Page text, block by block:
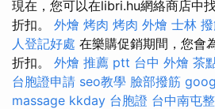
現在，您可以在libri.hu網絡商店中
折扣。 外燴 烤肉 烤肉 外燴 士林
人登記好處 在樂購促銷期間，您會
折扣。 外燴 推薦 ptt 台中 外燴 茶
台胞證申請 seo教學 臉部撥筋
massage kkday 台胞證 台中南屯